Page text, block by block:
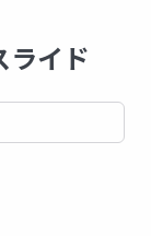
ライド